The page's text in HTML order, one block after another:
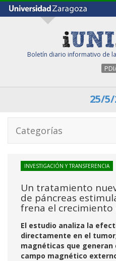
Boletín diario informativo de la
25/5/
Categorías
INVESTIGACIÓN Y TRANSFERENCIA
Un tratamiento
de páncreas
frena el
El estudio analiza la
directamente en el
magnéticas que generan
campo magnético